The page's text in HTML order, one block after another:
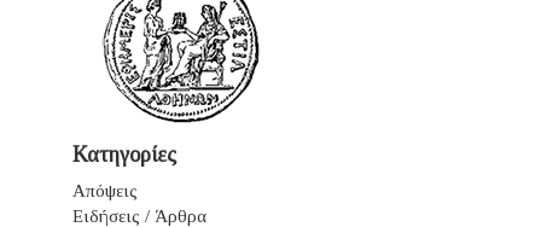
Κατηγορίες
Απόψεις
Ειδήσεις / Άρθρα